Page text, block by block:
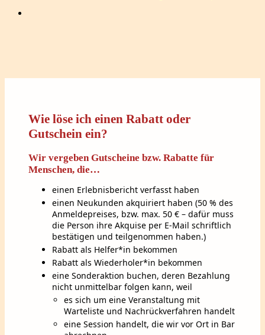
Wie löse ich einen Rabatt oder
Gutschein ein?
Wir vergeben Gutscheine bzw. Rabatte für
Menschen, die…
einen Erlebnisbericht verfasst haben
einen Neukunden akquiriert haben (50 % des
Anmeldepreises, bzw. max. 50 € – dafür muss
die Person ihre Akquise per E-Mail schriftlich
bestätigen und teilgenommen haben.)
Rabatt als Helfer*in bekommen
Rabatt als Wiederholer*in bekommen
eine Sonderaktion buchen, deren Bezahlung
nicht unmittelbar folgen kann, weil
es sich um eine Veranstaltung mit
Warteliste und Nachrückverfahren handelt
eine Session handelt, die wir vor Ort in Bar